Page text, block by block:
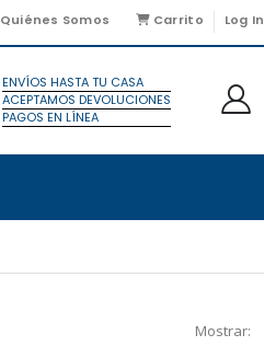
Quiénes Somos Carrito Log In
ENVÍOS HASTA TU CASA
ACEPTAMOS DEVOLUCIONES
PAGOS EN LÍNEA
Mostrar: